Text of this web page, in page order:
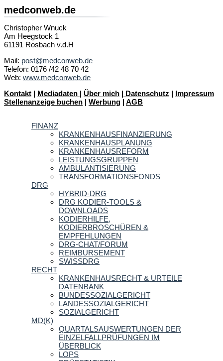
medconweb.de
Christopher Wnuck
Am Heegstock 1
61191 Rosbach v.d.H
Mail: post@medconweb.de
Telefon: 0176 /42 48 70 42
Web: www.medconweb.de
Kontakt | Mediadaten | Über mich | Datenschutz | Impressum
Stellenanzeige buchen | Werbung | AGB
FINANZ
KRANKENHAUSFINANZIERUNG
KRANKENHAUSPLANUNG
KRANKENHAUSREFORM
LEISTUNGSGRUPPEN
AMBULANTISIERUNG
TRANSFORMATIONSFONDS
DRG
HYBRID-DRG
DRG KODIER-TOOLS &
DOWNLOADS
KODIERHILFE,
KODIERBROSCHÜREN &
EMPFEHLUNGEN
DRG-CHAT/FORUM
REIMBURSEMENT
SWISSDRG
RECHT
KRANKENHAUSRECHT & URTEILE
DATENBANK
BUNDESSOZIALGERICHT
LANDESSOZIALGERICHT
SOZIALGERICHT
MD(K)
QUARTALSAUSWERTUNGEN DER
EINZELFALLPRÜFUNGEN IM
ÜBERBLICK
LOPS